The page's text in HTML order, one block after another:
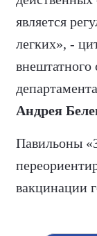
является
легких», -
внештатного
Андрея
Павильоны
вакцинации